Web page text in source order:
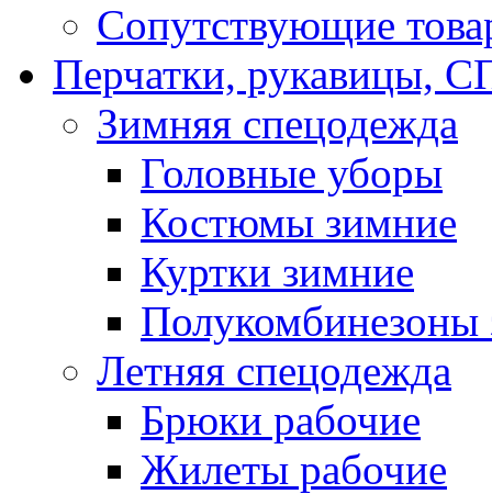
Сопутствующие
Перчатки,
Зимняя спецодежда
Головные уборы
Костюмы зимние
Куртки зимние
Полукомбинезоны
Летняя спецодежда
Брюки рабочие
Жилеты рабочие